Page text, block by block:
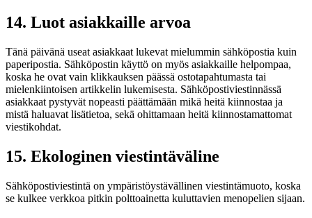
14. Luot asiakkaille arvoa
Tänä päivänä useat asiakkaat lukevat mielummin sähköpostia kuin
paperipostia. Sähköpostin käyttö on myös asiakkaille helpompaa,
koska he ovat vain klikkauksen päässä ostotapahtumasta tai
mielenkiintoisen artikkelin lukemisesta. Sähköpostiviestinnässä
asiakkaat pystyvät nopeasti päättämään mikä heitä kiinnostaa ja
mistä haluavat lisätietoa, sekä ohittamaan heitä kiinnostamattomat
viestikohdat.
15. Ekologinen viestintäväline
Sähköpostiviestintä on ympäristöystävällinen viestintämuoto, koska
se kulkee verkkoa pitkin polttoainetta kuluttavien menopelien sijaan.